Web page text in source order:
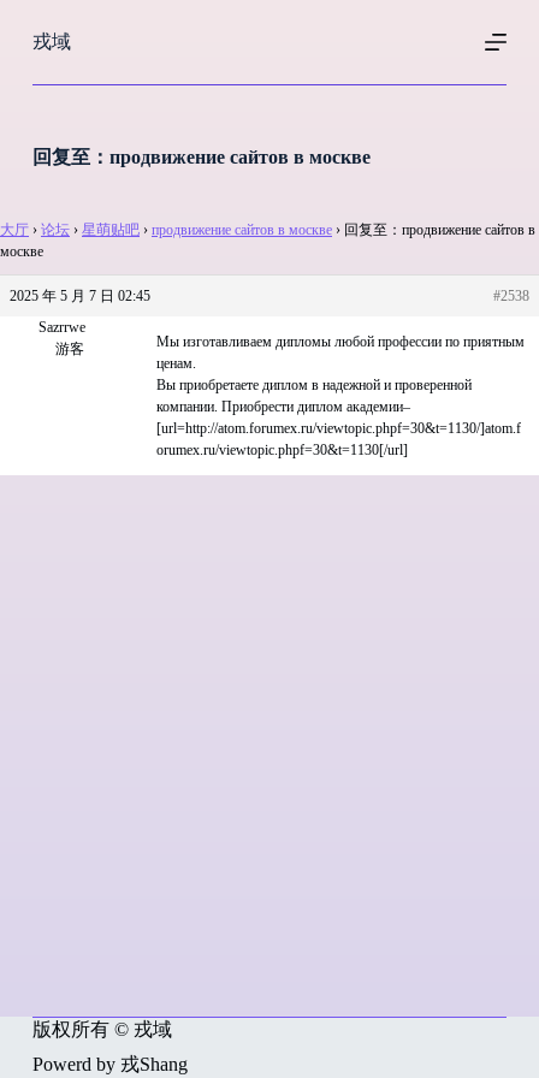
过
戎域
回复至：продвижение сайтов в москве
大厅 › 论坛 › 星萌贴吧 › продвижение сайтов в москве › 回复至：продвижение сайтов в
москве
2025 年 5 月 7 日 02:45
#2538
Sazrrwe
游客
Мы изготавливаем дипломы любой профессии по приятным
ценам.
Вы приобретаете диплом в надежной и проверенной
компании. Приобрести диплом академии–
[url=http://atom.forumex.ru/viewtopic.phpf=30&t=1130/]atom.f
orumex.ru/viewtopic.phpf=30&t=1130[/url]
版权所有 © 戎域
Powerd by 戎Shang